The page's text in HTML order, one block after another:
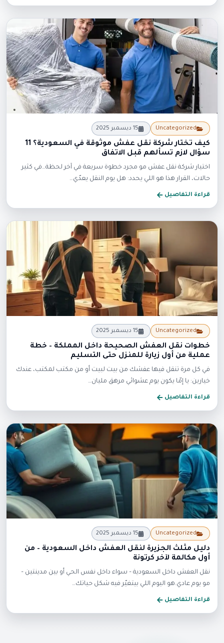
جديد
Uncategorized
15 ديسمبر 2025
كيف تختار شركة نقل عفش موثوقة في السعودية؟ 11
سؤال لازم تسألهم قبل الاتفاق
اختيار شركة نقل عفش مو مجرد خطوة سريعة في آخر لحظة…في كثير
حالات، القرار هذا هو اللي يحدد: هل يوم النقل يعدّي…
قراءة التفاصيل
جديد
Uncategorized
15 ديسمبر 2025
خطوات نقل العفش الصحيحة داخل المملكة – خطة
عملية من أول زيارة للمنزل حتى التسليم
في كل مرة تنقل فيها عفشك من بيت لبيت أو من مكتب لمكتب، عندك
خيارين: يا إمّا يكون يوم عشوائي مرهق مليان…
قراءة التفاصيل
جديد
Uncategorized
15 ديسمبر 2025
دليل مثلث الجزيرة لنقل العفش داخل السعودية – من
أول مكالمة لآخر كرتونة
نقل العفش داخل السعودية – سواء داخل نفس الحي أو بين مدينتين –
مو يوم عادي.هو اليوم اللي بيتغيّر فيه شكل حياتك…
قراءة التفاصيل